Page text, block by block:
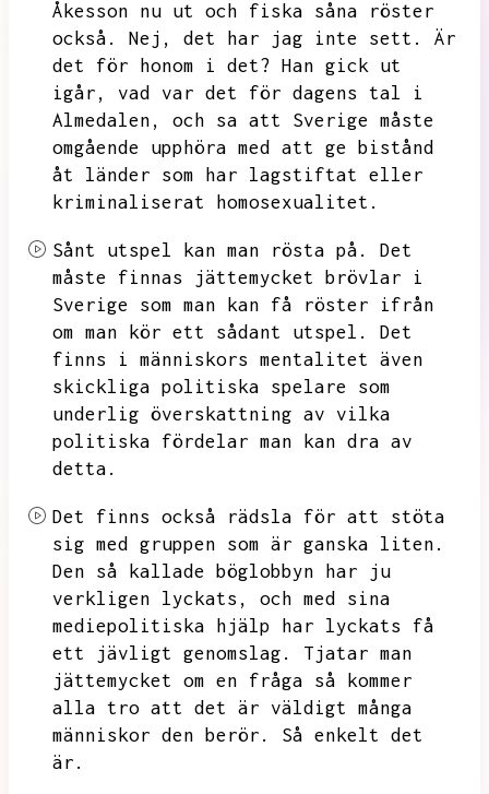
Åkesson nu ut och fiska såna röster
också.
Nej, det har jag inte sett.
Är
det för honom i det? Han gick ut
igår,
vad var det för dagens tal i
Almedalen,
och sa att Sverige måste
omgående upphöra med att ge bistånd
åt länder som har lagstiftat eller
kriminaliserat homosexualitet.
Sånt utspel kan man rösta på.
Det
måste finnas jättemycket brövlar i
Sverige som man kan få röster ifrån
om man kör ett sådant utspel.
Det
finns i människors mentalitet även
skickliga politiska spelare som
underlig överskattning av vilka
politiska fördelar man kan dra av
detta.
Det finns också rädsla för att stöta
sig med gruppen som är ganska liten.
Den så kallade böglobbyn har ju
verkligen lyckats,
och med sina
mediepolitiska hjälp har lyckats få
ett jävligt genomslag.
Tjatar man
jättemycket om en fråga så kommer
alla tro att det är väldigt många
människor den berör.
Så enkelt det
är.